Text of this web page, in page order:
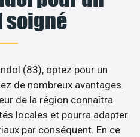
(83), optez pour un
de nombreux avantages.
de la région connaîtra
locales et pourra adapter
par conséquent. En ce